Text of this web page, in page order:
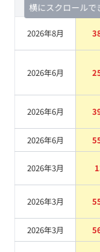
横にスクロールで
査定時期 セ
2026年8月
2026年6月
2026年6月
2026年6月
2026年3月
2026年3月
2026年3月